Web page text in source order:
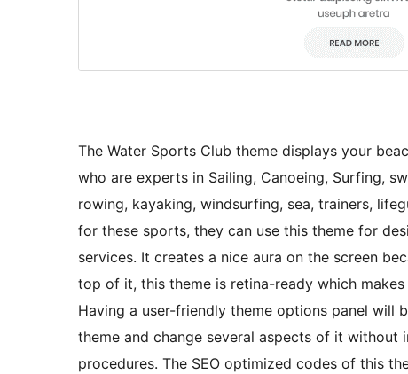
The Water Sports Club theme displays your
who are experts in Sailing, Canoeing, Surfing,
rowing, kayaking, windsurfing, sea, trainers,
for these sports, they can use this theme for
services. It creates a nice aura on the screen
top of it, this theme is retina-ready which
Having a user-friendly theme options panel
theme and change several aspects of it
procedures. The SEO optimized codes of this